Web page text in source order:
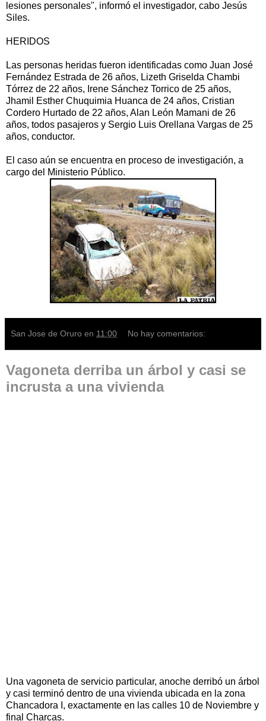
lesiones personales", informó el investigador, cabo Jesús
Siles.
HERIDOS
Las personas heridas fueron identificadas como Juan José
Fernández Estrada de 26 años, Lizeth Griselda Chambi
Tórrez de 22 años, Irene Sánchez Torrico de 25 años,
Jhamil Esther Chuquimia Huanca de 24 años, Cristian
Cordero Hurtado de 22 años, Alan León Mamani de 26
años, todos pasajeros y Sergio Luis Orellana Vargas de 25
años, conductor.
El caso aún se encuentra en proceso de investigación, a
cargo del Ministerio Público.
San Jose de Oruro en 11:00 No hay comentarios:
Vagoneta derriba un árbol y casi se
incrusta a una vivienda
Una vagoneta de servicio particular, anoche derribó un árbol
y casi terminó dentro de una vivienda ubicada en la zona
Chancadora I, exactamente en las calles 10 de Noviembre y
final Charcas.